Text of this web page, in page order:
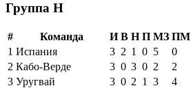
Группа H
# Команда И В Н П МЗ ПМ
1 Испания 3 2 1 0 5 0
2 Кабо-Верде 3 0 3 0 2 2
3 Уругвай 3 0 2 1 3 4